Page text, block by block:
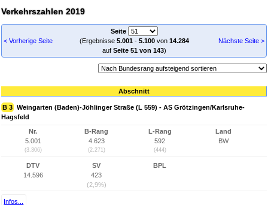
Verkehrszahlen 2019
< Vorherige Seite
Seite
(Ergebnisse 5.001- 5.100von 14.284
auf Seite 51 von 143)
Nächste Seite >
Abschnitt
B 3 Weingarten (Baden)-Jöhlinger Straße (L 559) - AS Grötzingen/Karlsruhe-
Hagsfeld
Nr.
5.001
(3.306)
B-Rang
4.623
(2.271)
L-Rang
592
(444)
Land
BW
DTV
14.596
SV
423
(2,9%)
BPL
Infos...